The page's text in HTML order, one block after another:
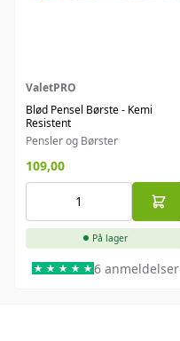
ValetPRO
Blød Pensel Børste - Kemi
Resistent
Pensler og Børster
109,00
På lager
6 anmeldelser